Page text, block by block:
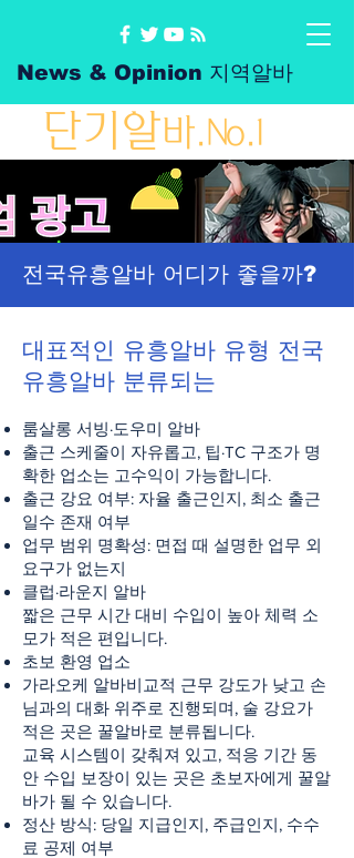
News & Opinion 지역알바
단기 알바.No.1
전국유흥알바 어디가 좋을까?
대표적인 유흥알바 유형 전국
유흥알바 분류되는
룸살롱 서빙·도우미 알바
출근 스케줄이 자유롭고, 팁·TC 구조가 명
확한 업소는 고수익이 가능합니다.
출근 강요 여부: 자율 출근인지, 최소 출근
일수 존재 여부
업무 범위 명확성: 면접 때 설명한 업무 외
요구가 없는지
클럽·라운지 알바
짧은 근무 시간 대비 수입이 높아 체력 소
모가 적은 편입니다.
초보 환영 업소
가라오케 알바비교적 근무 강도가 낮고 손
님과의 대화 위주로 진행되며, 술 강요가
적은 곳은 꿀알바로 분류됩니다.
교육 시스템이 갖춰져 있고, 적응 기간 동
안 수입 보장이 있는 곳은 초보자에게 꿀알
바가 될 수 있습니다.
정산 방식: 당일 지급인지, 주급인지, 수수
료 공제 여부